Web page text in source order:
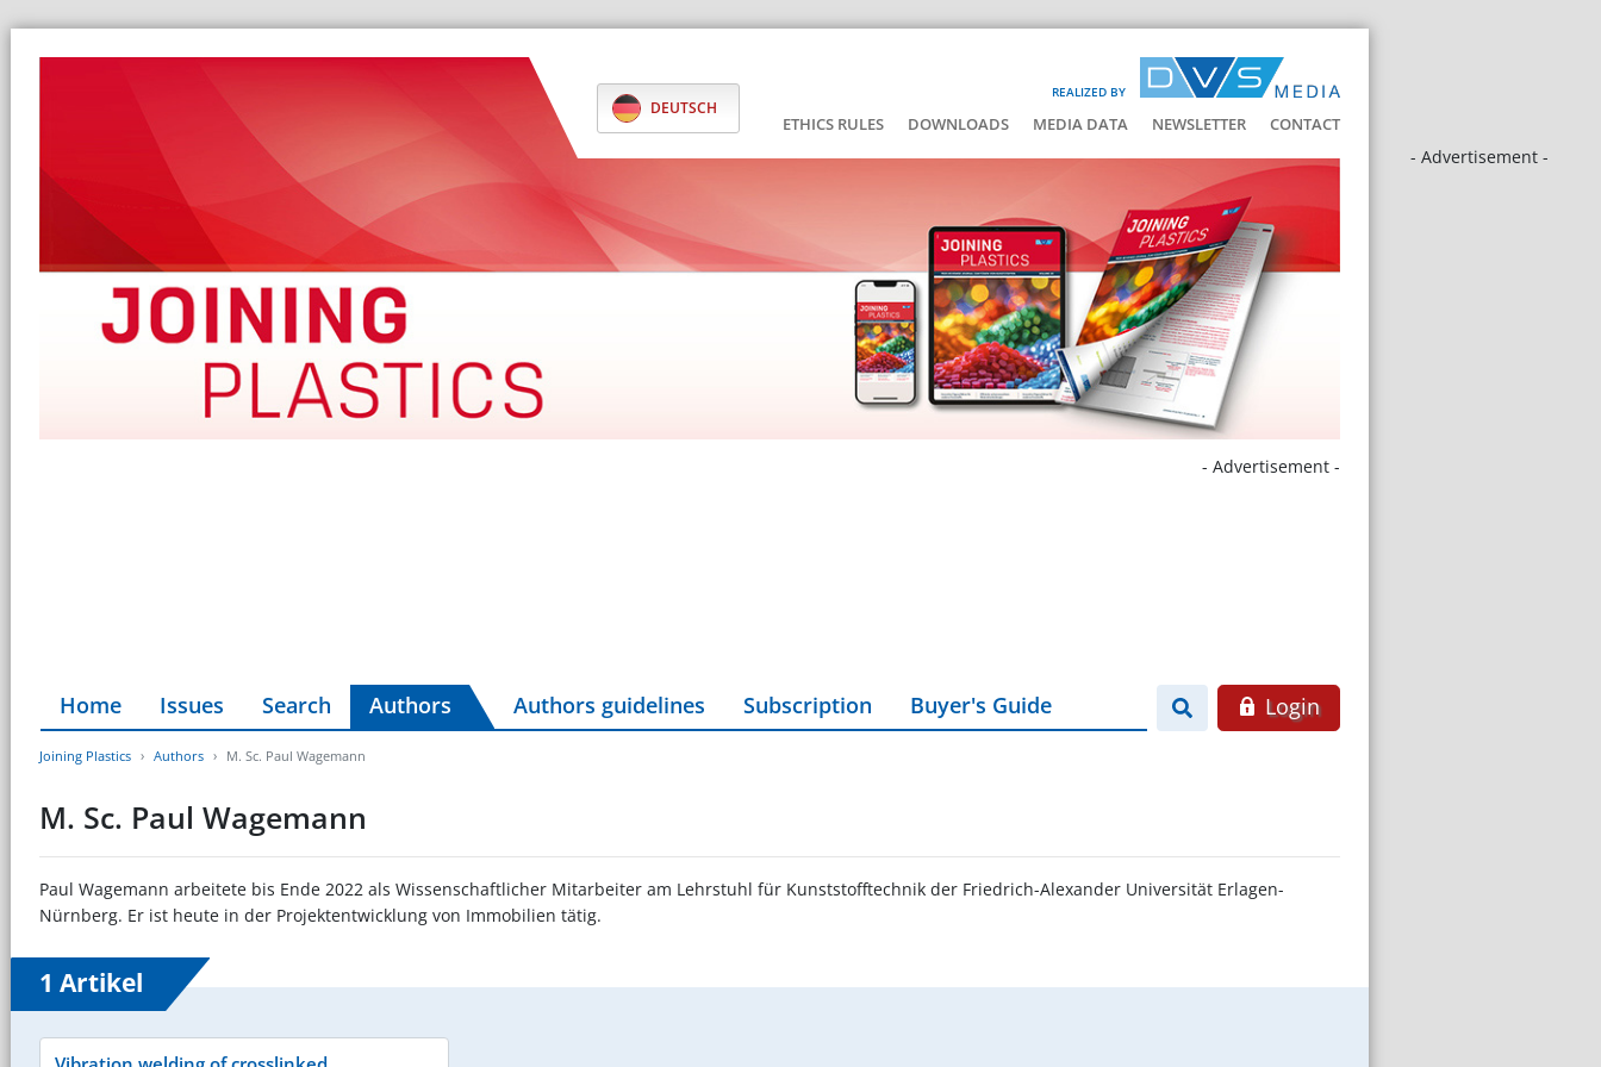
REALIZED BY
DEUTSCH
ETHICS RULES DOWNLOADS MEDIA DATA NEWSLETTER CONTACT
- Advertisement -
- Advertisement -
Home Issues Search Authors Authors guidelines Subscription Buyer's Guide Login
Joining Plastics Authors M. Sc. Paul Wagemann
M. Sc. Paul Wagemann
Paul Wagemann arbeitete bis Ende 2022 als Wissenschaftlicher Mitarbeiter am Lehrstuhl für Kunststofftechnik der Friedrich-Alexander Universität Erlagen-
Nürnberg. Er ist heute in der Projektentwicklung von Immobilien tätig.
1 Artikel